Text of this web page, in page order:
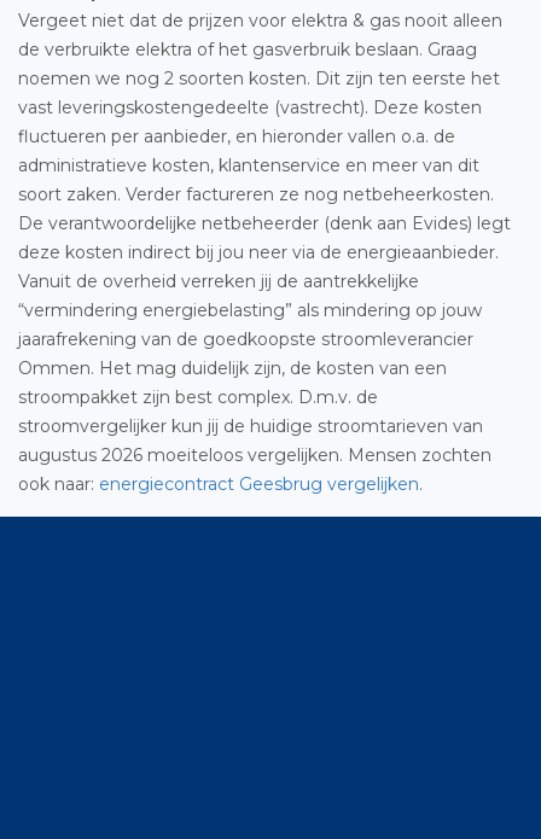
Vergeet niet dat de prijzen voor elektra & gas nooit alleen
de verbruikte elektra of het gasverbruik beslaan. Graag
noemen we nog 2 soorten kosten. Dit zijn ten eerste het
vast leveringskostengedeelte (vastrecht). Deze kosten
fluctueren per aanbieder, en hieronder vallen o.a. de
administratieve kosten, klantenservice en meer van dit
soort zaken. Verder factureren ze nog netbeheerkosten.
De verantwoordelijke netbeheerder (denk aan Evides) legt
deze kosten indirect bij jou neer via de energieaanbieder.
Vanuit de overheid verreken jij de aantrekkelijke
“vermindering energiebelasting” als mindering op jouw
jaarafrekening van de goedkoopste stroomleverancier
Ommen. Het mag duidelijk zijn, de kosten van een
stroompakket zijn best complex. D.m.v. de
stroomvergelijker kun jij de huidige stroomtarieven van
augustus 2026 moeiteloos vergelijken. Mensen zochten
ook naar: energiecontract Geesbrug vergelijken.